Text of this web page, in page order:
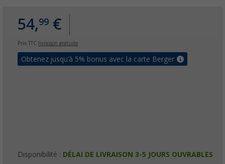
54,99 €
Prix TTC livraison gratuite
Obtenez jusqu'à 5% bonus avec la carte Berger
Disponibilité : DÉLAI DE LIVRAISON 3-5 JOURS OUVRABLES